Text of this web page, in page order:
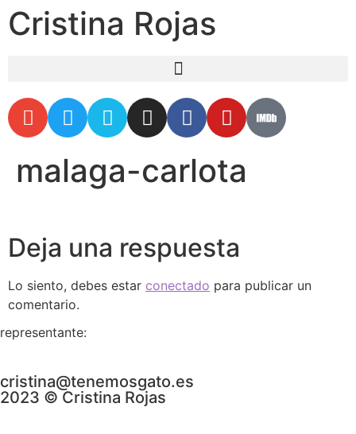
Cristina Rojas
malaga-carlota
Deja una respuesta
Lo siento, debes estar conectado para publicar un
comentario.
representante:
cristina@tenemosgato.es
2023 © Cristina Rojas